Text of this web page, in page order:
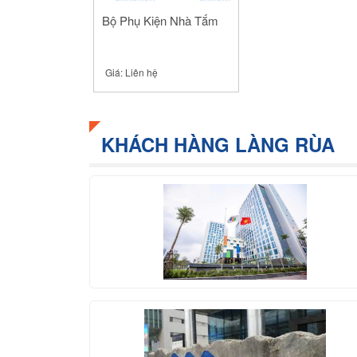
Bộ Phụ Kiện Nhà Tắm
Giá: Liên hệ
KHÁCH HÀNG LÀNG RÙA